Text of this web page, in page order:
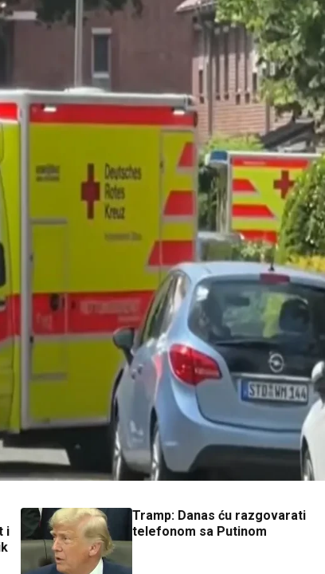
i
Tramp: Danas ću razgovarati
telefonom sa Putinom